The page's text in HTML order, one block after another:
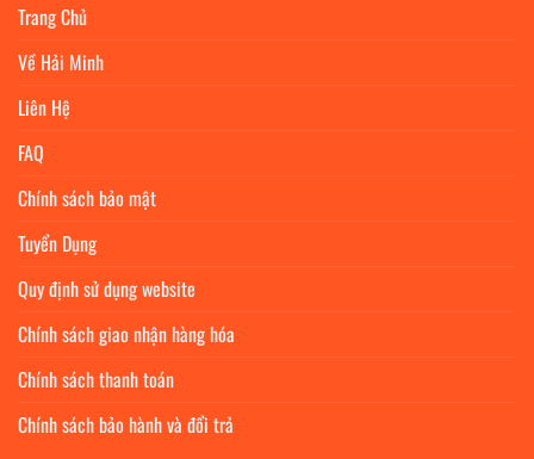
Trang Chủ
Về Hải Minh
Liên Hệ
FAQ
Chính sách bảo mật
Tuyển Dụng
Quy định sử dụng website
Chính sách giao nhận hàng hóa
Chính sách thanh toán
Chính sách bảo hành và đổi trả